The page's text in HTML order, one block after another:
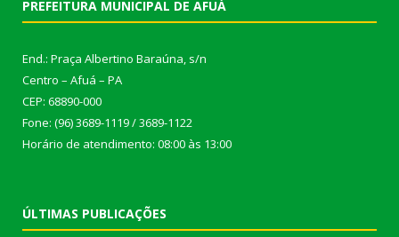
PREFEITURA MUNICIPAL DE AFUÁ
End.: Praça Albertino Baraúna, s/n
Centro – Afuá – PA
CEP: 68890-000
Fone: (96) 3689-1119 / 3689-1122
Horário de atendimento: 08:00 às 13:00
ÚLTIMAS PUBLICAÇÕES